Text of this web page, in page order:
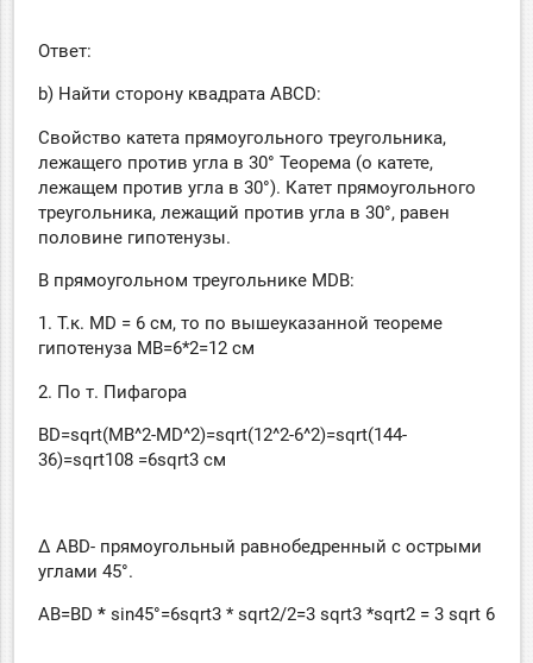
Ответ:
b) Найти сторону квадрата ABCD:
Свойство катета прямоугольного треугольника,
лежащего против угла в 30° Теорема (о катете,
лежащем против угла в 30°). Катет прямоугольного
треугольника, лежащий против угла в 30°, равен
половине гипотенузы.
В прямоугольном треугольнике MDB:
1. Т.к. MD = 6 см, то по вышеуказанной теореме
гипотенуза MB=6*2=12 см
2. По т. Пифагора
BD=sqrt(MB^2-MD^2)=sqrt(12^2-6^2)=sqrt(144-
36)=sqrt108 =6sqrt3 см
∆ АВD- прямоугольный равнобедренный с острыми
углами 45°.
АВ=ВD * sin45°=6sqrt3 * sqrt2/2=3 sqrt3 *sqrt2 = 3 sqrt 6